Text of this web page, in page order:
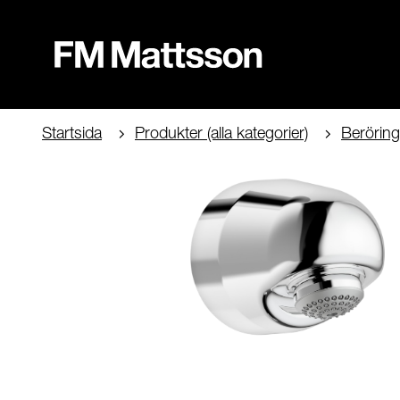
Startsida Produkter (alla kategorier)